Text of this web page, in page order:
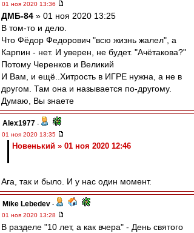
01 ноя 2020 13:36
ДМБ-84 » 01 ноя 2020 13:25
В том-то и дело.
Что Фёдор Федорович "всю жизнь жалел", а
Карпин - нет. И уверен, не будет. "Ачётакова?"
Потому Черенков и Великий
И Вам, и ещё..Хитрость в ИГРЕ нужна, а не в
другом. Там она и называется по-другому.
Думаю, Вы знаете
Alex1977 -
01 ноя 2020 13:35
Новенький » 01 ноя 2020 12:46
Ага, так и было. И у нас один момент.
Mike Lebedev -
01 ноя 2020 13:28
В разделе "10 лет, а как вчера" - День святого